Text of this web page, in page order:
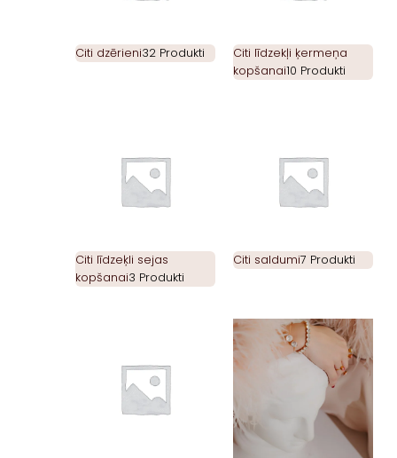
Citi dzērieni32 Produkti
Citi līdzekļi ķermeņa
kopšanai10 Produkti
Citi līdzeķli sejas
kopšanai3 Produkti
Citi saldumi7 Produkti